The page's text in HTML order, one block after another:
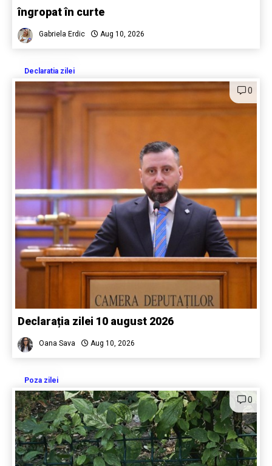
îngropat în curte
Gabriela Erdic Aug 10, 2026
Declaratia zilei
0
Declarația zilei 10 august 2026
Oana Sava Aug 10, 2026
Poza zilei
0